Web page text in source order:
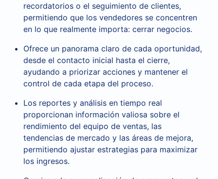
recordatorios o el seguimiento de clientes,
permitiendo que los vendedores se concentren
en lo que realmente importa: cerrar negocios.
Ofrece un panorama claro de cada oportunidad,
desde el contacto inicial hasta el cierre,
ayudando a priorizar acciones y mantener el
control de cada etapa del proceso.
Los reportes y análisis en tiempo real
proporcionan información valiosa sobre el
rendimiento del equipo de ventas, las
tendencias de mercado y las áreas de mejora,
permitiendo ajustar estrategias para maximizar
los ingresos.